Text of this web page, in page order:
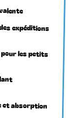
expéditions
pour les petits
et absorption